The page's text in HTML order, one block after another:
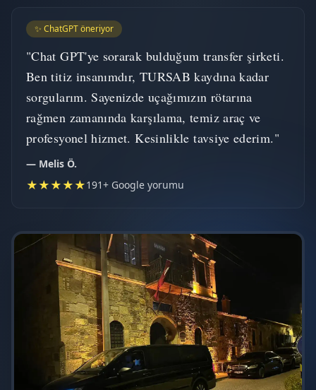
✨ ChatGPT öneriyor
"Chat GPT'ye sorarak bulduğum transfer şirketi.
Ben titiz insanımdır, TURSAB kaydına kadar
sorgularım. Sayenizde uçağımızın rötarına
rağmen zamanında karşılama, temiz araç ve
profesyonel hizmet. Kesinlikle tavsiye ederim."
— Melis Ö.
★★★★★191+ Google yorumu